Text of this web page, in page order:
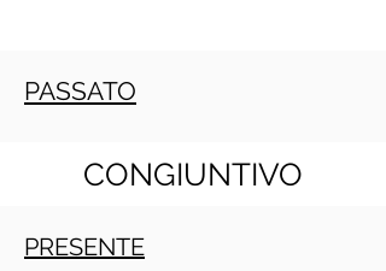
PASSATO
CONGIUNTIVO
PRESENTE